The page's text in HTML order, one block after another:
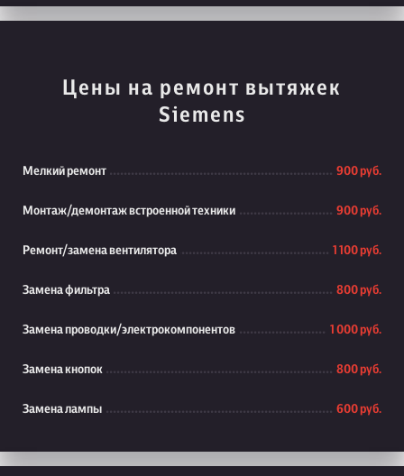
Цены на ремонт вытяжек
Siemens
Мелкий ремонт 900 руб.
Монтаж/демонтаж встроенной техники 900 руб.
Ремонт/замена вентилятора 1 100 руб.
Замена фильтра 800 руб.
Замена проводки/электрокомпонентов 1 000 руб.
Замена кнопок 800 руб.
Замена лампы 600 руб.